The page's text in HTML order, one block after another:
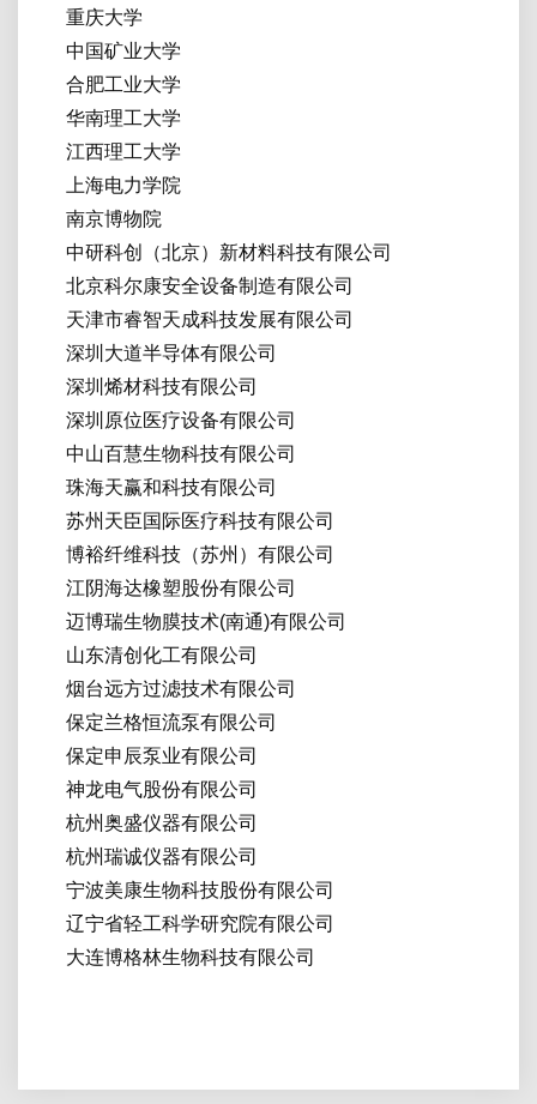
重庆大学
中国矿业大学
合肥工业大学
华南理工大学
江西理工大学
上海电力学院
南京博物院
中研科创（北京）新材料科技有限公司
北京科尔康安全设备制造有限公司
天津市睿智天成科技发展有限公司
深圳大道半导体有限公司
深圳烯材科技有限公司
深圳原位医疗设备有限公司
中山百慧生物科技有限公司
珠海天赢和科技有限公司
苏州天臣国际医疗科技有限公司
博裕纤维科技（苏州）有限公司
江阴海达橡塑股份有限公司
迈博瑞生物膜技术(南通)有限公司
山东清创化工有限公司
烟台远方过滤技术有限公司
保定兰格恒流泵有限公司
保定申辰泵业有限公司
神龙电气股份有限公司
杭州奥盛仪器有限公司
杭州瑞诚仪器有限公司
宁波美康生物科技股份有限公司
辽宁省轻工科学研究院有限公司
大连博格林生物科技有限公司